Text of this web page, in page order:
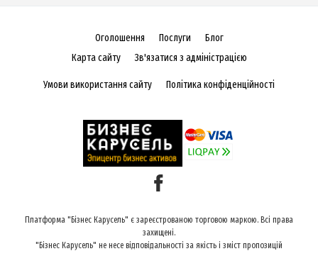
Оголошення Послуги
Блог
Карта сайту
Зв'язатися з адміністрацією
Умови використання сайту Політика конфіденційності
Платформа "Бізнес Карусель" є зареєстрованою торговою маркою. Всі права
захищені.
"Бізнес Карусель" не несе відповідальності за якість і зміст пропозицій